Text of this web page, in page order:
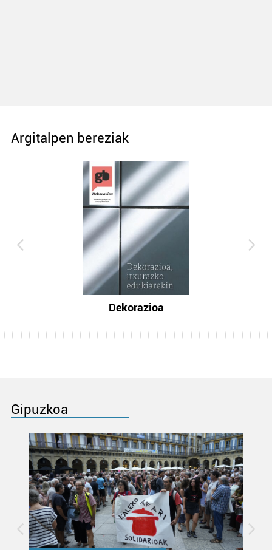
Argitalpen bereziak
Dekorazioa
Gipuzkoa